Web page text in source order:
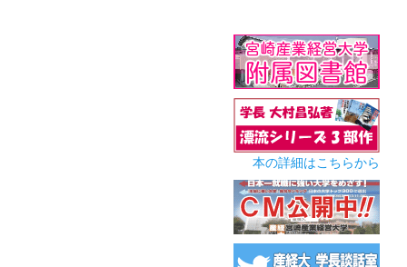
本の詳細はこちらから